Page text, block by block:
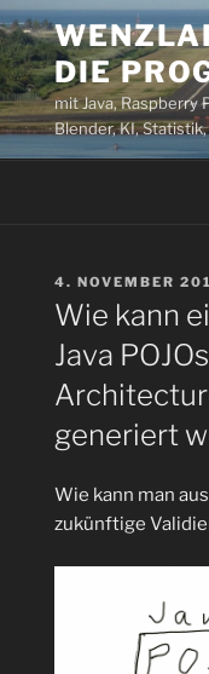
Zum
Inhalt
springenDIE
mit Java, Raspberry
Blender, KI,
VERÖFFENTLICHT
AM
4. NOVEMBER
Wie kann
Java
generiert
Wie kann man
zukünftige